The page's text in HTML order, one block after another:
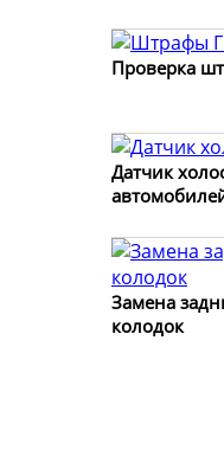
Проверка
Датчик
Замена
колодок